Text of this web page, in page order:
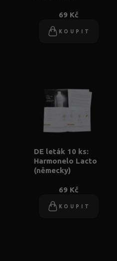
69 Kč
KOUPIT
DE leták 10 ks:
Harmonelo Lacto
(německy)
69 Kč
KOUPIT